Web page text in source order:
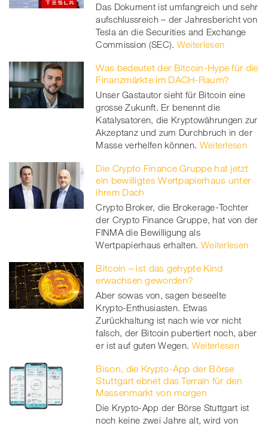
Das Dokument ist umfangreich und sehr
aufschlussreich – der Jahresbericht von
Tesla an die Securities and Exchange
Commission (SEC). Weiterlesen
Was bedeutet der Bitcoin-Hype für die
Finanzmärkte im DACH-Raum?
Unser Gastautor sieht für Bitcoin eine
grosse Zukunft. Er benennt die
Katalysatoren, die Kryptowährungen zur
Akzeptanz und zum Durchbruch in der
Masse verhelfen können. Weiterlesen
Die Crypto Finance Gruppe hat jetzt
ein bewilligtes Wertpapierhaus unter
ihrem Dach
Crypto Broker, die Brokerage-Tochter
der Crypto Finance Gruppe, hat von der
FINMA die Bewilligung als
Wertpapierhaus erhalten. Weiterlesen
Bitcoin – ist das gehypte Kind
erwachsen geworden?
Aber sowas von, sagen beseelte
Krypto-Enthusiasten. Etwas
Zurückhaltung ist nach wie vor nicht
falsch, der Bitcoin pubertiert noch, aber
er ist auf guten Wegen. Weiterlesen
Bison, die Krypto-App der Börse
Stuttgart ebnet das Terrain für den
Massenmarkt von morgen
Die Krypto-App der Börse Stuttgart ist
noch keine zwei Jahre alt, wird von